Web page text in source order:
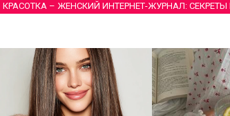
КРАСОТКА – ЖЕНСКИЙ ИНТЕРНЕТ-ЖУРНАЛ: